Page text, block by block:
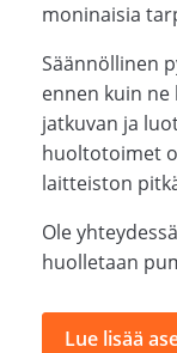
moninaisia
Säännöllinen
ennen kuin
jatkuvan ja
huoltotoimet
laitteiston
Ole
huolletaan
Lue lisää